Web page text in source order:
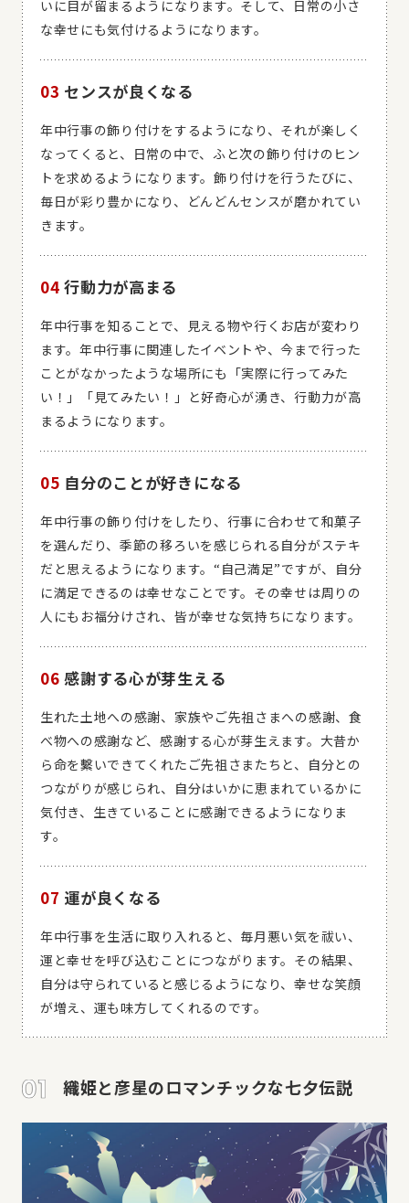
いに目が留まるようになります。そして、日常の小さ
な幸せにも気付けるようになります。
03 センスが良くなる
年中行事の飾り付けをするようになり、それが楽しく
なってくると、日常の中で、ふと次の飾り付けのヒン
トを求めるようになります。飾り付けを行うたびに、
毎日が彩り豊かになり、どんどんセンスが磨かれてい
きます。
04 行動力が高まる
年中行事を知ることで、見える物や行くお店が変わり
ます。年中行事に関連したイベントや、今まで行った
ことがなかったような場所にも「実際に行ってみた
い！」「見てみたい！」と好奇心が湧き、行動力が高
まるようになります。
05 自分のことが好きになる
年中行事の飾り付けをしたり、行事に合わせて和菓子
を選んだり、季節の移ろいを感じられる自分がステキ
だと思えるようになります。“自己満足”ですが、自分
に満足できるのは幸せなことです。その幸せは周りの
人にもお福分けされ、皆が幸せな気持ちになります。
06 感謝する心が芽生える
生れた土地への感謝、家族やご先祖さまへの感謝、食
べ物への感謝など、感謝する心が芽生えます。大昔か
ら命を繫いできてくれたご先祖さまたちと、自分との
つながりが感じられ、自分はいかに恵まれているかに
気付き、生きていることに感謝できるようになりま
す。
07 運が良くなる
年中行事を生活に取り入れると、毎月悪い気を祓い、
運と幸せを呼び込むことにつながります。その結果、
自分は守られていると感じるようになり、幸せな笑顔
が増え、運も味方してくれるのです。
織姫と彦星のロマンチックな七夕伝説